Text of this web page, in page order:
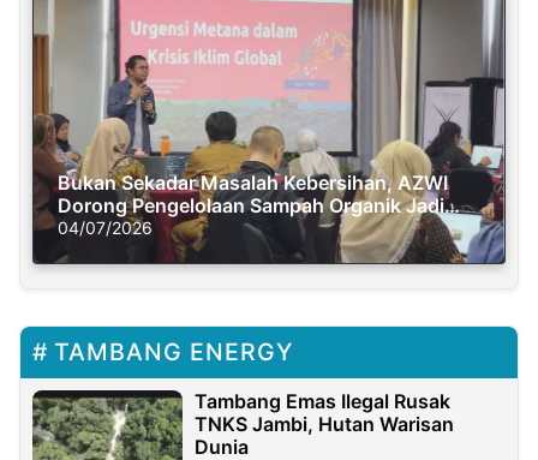
Bukan Sekadar Masalah Kebersihan, AZWI
Dorong Pengelolaan Sampah Organik Jadi
Solusi Krisis Iklim
04/07/2026
TAMBANG ENERGY
Tambang Emas Ilegal Rusak
TNKS Jambi, Hutan Warisan
Dunia